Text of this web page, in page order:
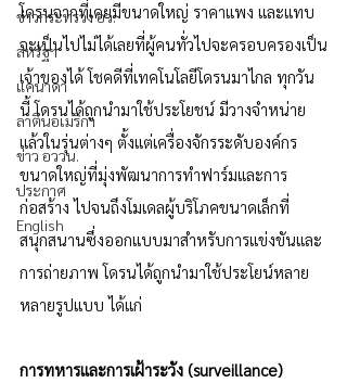
ข่าวกระทรวง อว.
สหรัฐฯ
แคนาดา
ลาตินอเมริกา
ข่าว อววน.
ประกาศ
English
โดรนจากที่เคยมีขนาดใหญ่ ราคาแพง และแทบ
จะเป็นไปไม่ได้เลยที่ผู้คนทั่วไปจะครอบครองเป็น
เจ้าของได้ โชคดีที่เทคโนโลยีโดรนมาไกล ทุกวัน
นี้ โดรนได้ถูกนำมาใช้ประโยชน์ มีวางจำหน่าย
แล้วในรุ่นต่างๆ ตั้งแต่เครื่องจักรระดับองค์กร
ขนาดใหญ่ที่มุ่งพัฒนาการทำฟาร์มและการ
ก่อสร้าง ไปจนถึงโมเดลผู้บริโภคขนาดเล็กที่
สนุกสนานซึ่งออกแบบมาสำหรับการแข่งขันและ
การถ่ายภาพ โดรนได้ถูกนำมาใช้ประโยน์หลาย
หลายรูปแบบ ได้แก่
การทหารและการเฝ้าระวัง (surveillance)